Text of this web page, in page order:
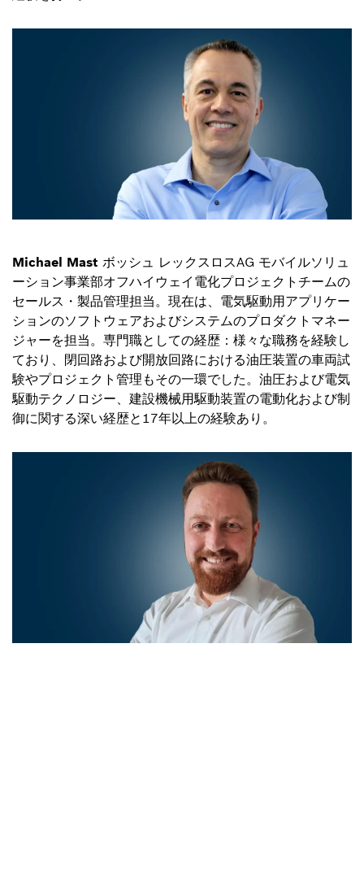
Michael Mast ボッシュ レックスロスAG モバイルソリュ
ーション事業部オフハイウェイ電化プロジェクトチームの
セールス・製品管理担当。現在は、電気駆動用アプリケー
ションのソフトウェアおよびシステムのプロダクトマネー
ジャーを担当。専門職としての経歴：様々な職務を経験し
ており、閉回路および開放回路における油圧装置の車両試
験やプロジェクト管理もその一環でした。油圧および電気
駆動テクノロジー、建設機械用駆動装置の電動化および制
御に関する深い経歴と17年以上の経験あり。